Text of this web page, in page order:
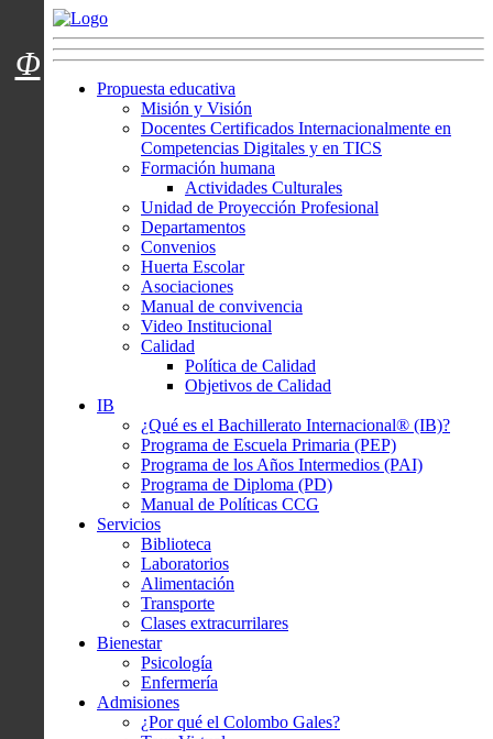
Menú usuarios
Propuesta educativa
Misión y Visión
Docentes Certificados Internacionalmente en
Competencias Digitales y en TICS
Formación humana
Actividades Culturales
Unidad de Proyección Profesional
Departamentos
Convenios
Huerta Escolar
Asociaciones
Manual de convivencia
Video Institucional
Calidad
Política de Calidad
Objetivos de Calidad
IB
¿Qué es el Bachillerato Internacional® (IB)?
Programa de Escuela Primaria (PEP)
Programa de los Años Intermedios (PAI)
Programa de Diploma (PD)
Manual de Políticas CCG
Servicios
Biblioteca
Laboratorios
Alimentación
Transporte
Clases extracurrilares
Bienestar
Psicología
Enfermería
Admisiones
¿Por qué el Colombo Gales?
Φ